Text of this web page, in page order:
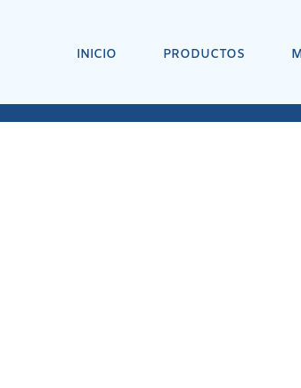
INICIO PRODUCTOS